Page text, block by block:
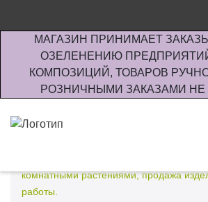
МАГАЗИН ПРИНИМАЕТ
ОЗЕЛЕНЕНИЮ
КОМПОЗИЦИЙ, ТОВАРОВ
РОЗНИЧНЫМИ ЗАКАЗАМИ НЕ
комнатными растениями, продажа
работы.